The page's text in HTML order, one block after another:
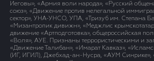
Иеговы», «Армия воли народа», «Русский
союз», «Движение против нелегальной
сектор», УНА-УНСО, УПА, «Тризуб им. Степана
«Мизантропик дивижн», «Меджлис
движение «Артподготовка», общероссийская
«Воля», АУЕ. Признаны террористическими и
«Движение Талибан», «Имарат Кавказ»,
(ИГ, ИГИЛ), Джебхад-ан-Нусра, «АУМ Синрике»,